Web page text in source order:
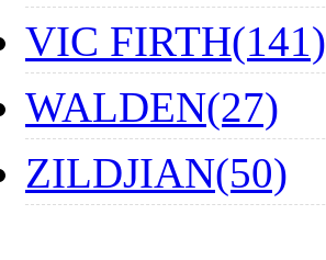
VIC FIRTH(141)
WALDEN(27)
ZILDJIAN(50)